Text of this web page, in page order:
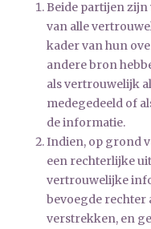
Beide partijen
van alle
kader van hun
andere bron
als vertrouwelijk
medegedeeld of
de informatie.
Indien, op grond
een rechterlijke
vertrouwelijke
bevoegde rechter
verstrekken, en